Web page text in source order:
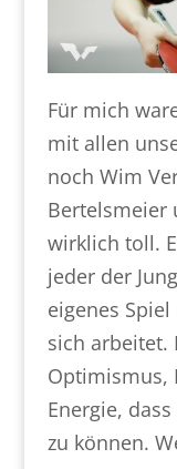
Für mich
mit allen
noch Wim
Bertelsmeier
wirklich toll.
jeder der
eigenes
sich arbeitet.
Optimismus,
Energie,
zu können.